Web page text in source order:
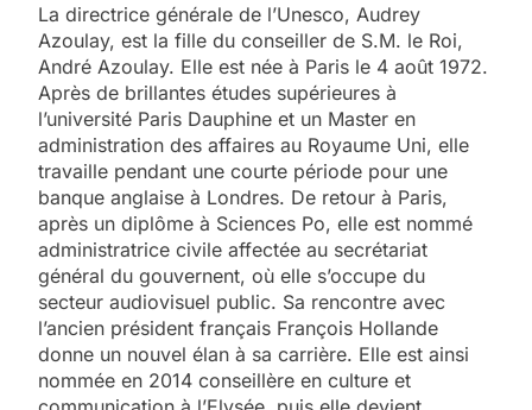
La directrice générale de l’Unesco, Audrey
Azoulay, est la fille du conseiller de S.M. le Roi,
André Azoulay. Elle est née à Paris le 4 août 1972.
Après de brillantes études supérieures à
l’université Paris Dauphine et un Master en
administration des affaires au Royaume Uni, elle
travaille pendant une courte période pour une
banque anglaise à Londres. De retour à Paris,
après un diplôme à Sciences Po, elle est nommé
administratrice civile affectée au secrétariat
général du gouvernent, où elle s’occupe du
secteur audiovisuel public. Sa rencontre avec
l’ancien président français François Hollande
donne un nouvel élan à sa carrière. Elle est ainsi
nommée en 2014 conseillère en culture et